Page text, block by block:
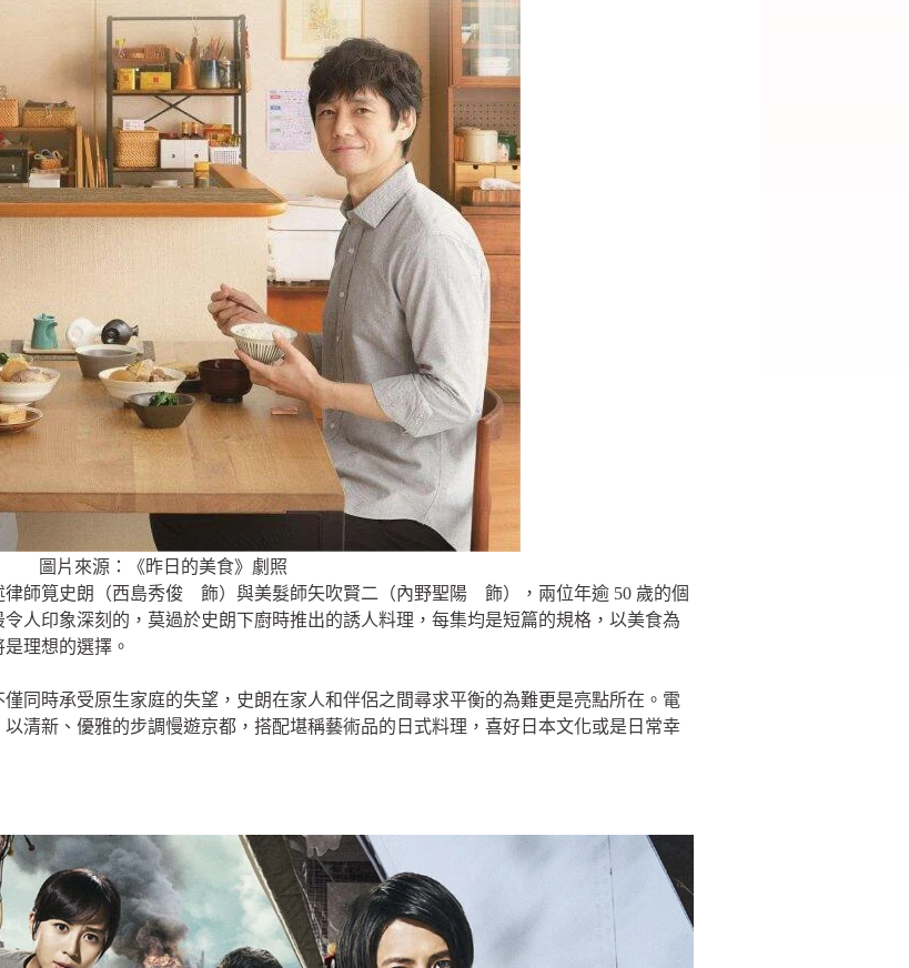
圖片來源： 《昨日的美食》 劇照
律師筧史朗（西島秀俊 飾）與美髮師矢吹賢二（內野聖陽 飾），兩位年逾 50 歲的個
人印象深刻的，莫過於史朗下廚時推出的誘人料理，每集均是短篇的規格，以美食為
理想的選擇。
同時承受原生家庭的失望，史朗在家人和伴侶之間尋求平衡的為難更是亮點所在。電
清新、優雅的步調慢遊京都，搭配堪稱藝術品的日式料理，喜好日本文化或是日常幸